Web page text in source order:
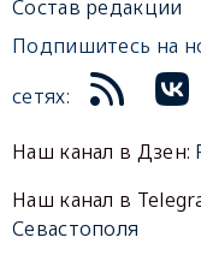
Состав редакции
Подпишитесь на
сетях:
Наш канал в Дзен:
Наш канал в
Севастополя